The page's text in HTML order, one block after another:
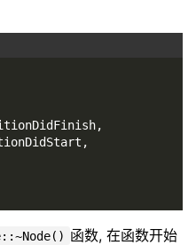
函数, 在函数开始